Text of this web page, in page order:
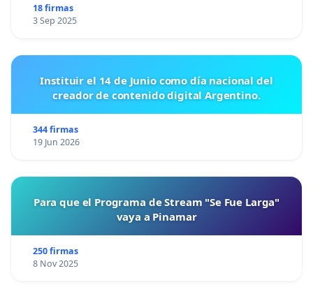
18 firmas
3 Sep 2025
Instituir el 14 de Junio como día nacional del
creador de contenido digital Argentino.
344 firmas
19 Jun 2026
Para que el Programa de Stream "Se Fue Larga"
vaya a Pinamar
250 firmas
8 Nov 2025